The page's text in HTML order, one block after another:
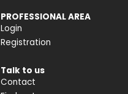
PROFESSIONAL AREA
Login
Registration
Talk to us
Contact